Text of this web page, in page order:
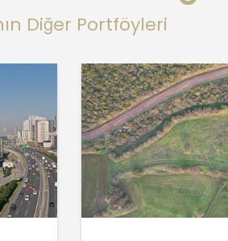
Diğer Portföyleri